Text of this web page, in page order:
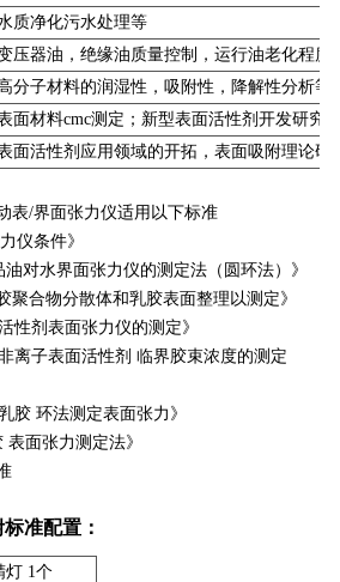
质净化污水处理等
压器油，绝缘油质量控制，运行油老化程度
分子材料的润湿性，吸附性，降解性分析等
面材料cmc测定；新型表面活性剂开发研究
面活性剂应用领域的开拓，表面吸附理论研
表/界面张力仪适用以下标准
仪条件》
对水界面张力仪的测定法（圆环法）》
聚合物分散体和乳胶表面整理以测定》
性剂表面张力仪的测定》
离子表面活性剂 临界胶束浓度的测定
胶 环法测定表面张力》
表面张力测定法》
准配置：
灯 1个